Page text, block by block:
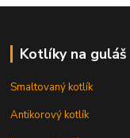
Kotlíky na guláš
Smaltovaný kotlík
Antikorový kotlík